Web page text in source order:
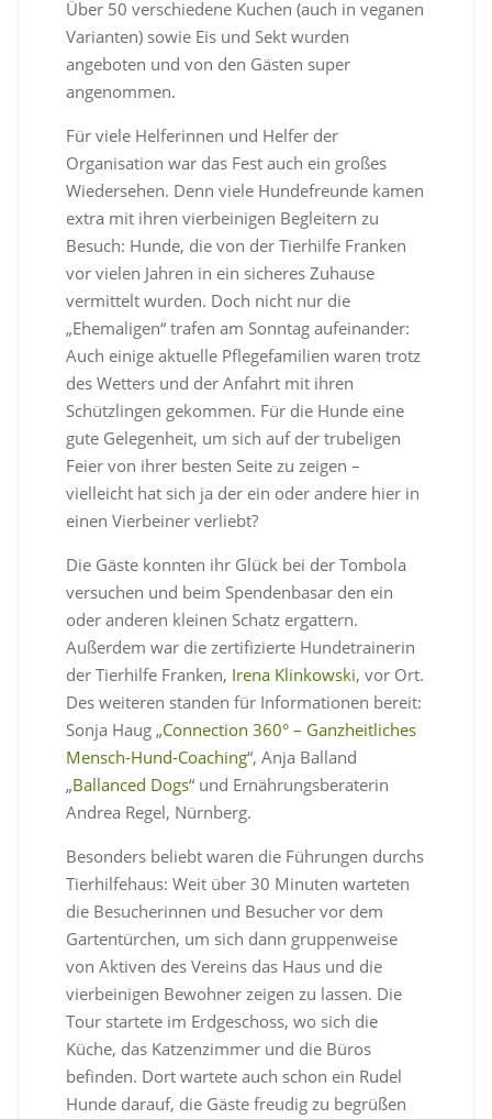
Über 50 verschiedene Kuchen (auch in veganen
Varianten) sowie Eis und Sekt wurden
angeboten und von den Gästen super
angenommen.
Für viele Helferinnen und Helfer der
Organisation war das Fest auch ein großes
Wiedersehen. Denn viele Hundefreunde kamen
extra mit ihren vierbeinigen Begleitern zu
Besuch: Hunde, die von der Tierhilfe Franken
vor vielen Jahren in ein sicheres Zuhause
vermittelt wurden. Doch nicht nur die
„Ehemaligen“ trafen am Sonntag aufeinander:
Auch einige aktuelle Pflegefamilien waren trotz
des Wetters und der Anfahrt mit ihren
Schützlingen gekommen. Für die Hunde eine
gute Gelegenheit, um sich auf der trubeligen
Feier von ihrer besten Seite zu zeigen –
vielleicht hat sich ja der ein oder andere hier in
einen Vierbeiner verliebt?
Die Gäste konnten ihr Glück bei der Tombola
versuchen und beim Spendenbasar den ein
oder anderen kleinen Schatz ergattern.
Außerdem war die zertifizierte Hundetrainerin
der Tierhilfe Franken, Irena Klinkowski, vor Ort.
Des weiteren standen für Informationen bereit:
Sonja Haug „Connection 360° – Ganzheitliches
Mensch-Hund-Coaching“, Anja Balland
„Ballanced Dogs“ und Ernährungsberaterin
Andrea Regel, Nürnberg.
Besonders beliebt waren die Führungen durchs
Tierhilfehaus: Weit über 30 Minuten warteten
die Besucherinnen und Besucher vor dem
Gartentürchen, um sich dann gruppenweise
von Aktiven des Vereins das Haus und die
vierbeinigen Bewohner zeigen zu lassen. Die
Tour startete im Erdgeschoss, wo sich die
Küche, das Katzenzimmer und die Büros
befinden. Dort wartete auch schon ein Rudel
Hunde darauf, die Gäste freudig zu begrüßen